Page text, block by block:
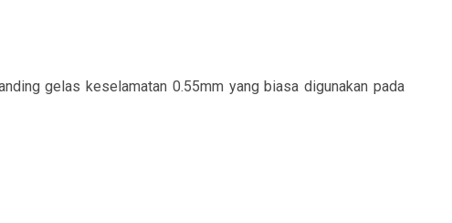
gelas keselamatan 0.55mm yang biasa digunakan pada